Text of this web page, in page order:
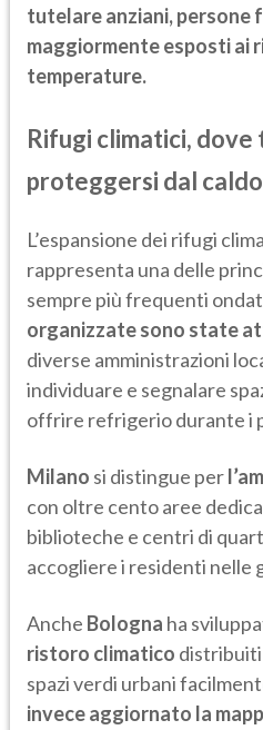
tutelare anziani, persone
maggiormente esposti ai
temperature.
Rifugi climatici,
proteggersi dal
L’espansione dei rifugi
rappresenta una delle
sempre più frequenti
organizzate sono state
diverse amministrazioni
individuare e segnalare
offrire refrigerio durante i
Milano si distingue per
con oltre cento aree
biblioteche e centri di
accogliere i residenti nelle
Anche Bologna ha
ristoro climatico
spazi verdi urbani
invece aggiornato la